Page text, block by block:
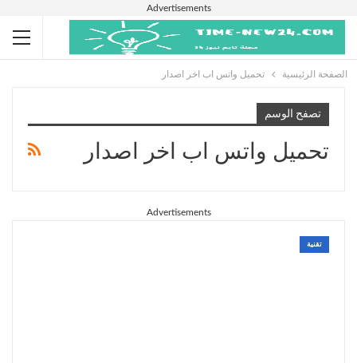
Advertisements
الصفحة الرئيسية تحميل واتس اب اخر اصدار
تصفح الوسم
تحميل واتس اب اخر اصدار
Advertisements
تقنية